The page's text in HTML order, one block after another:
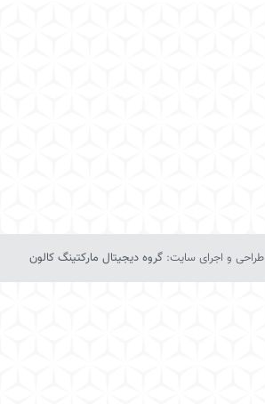
طراحی و اجرای سایت: گروه دیجیتال مارکتینگ کالون